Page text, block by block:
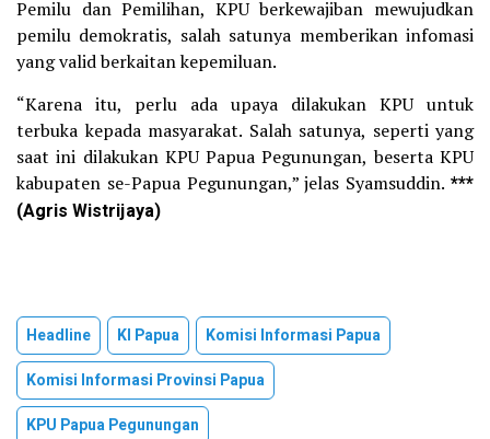
Pemilu dan Pemilihan, KPU berkewajiban mewujudkan
pemilu demokratis, salah satunya memberikan infomasi
yang valid berkaitan kepemiluan.
“Karena itu, perlu ada upaya dilakukan KPU untuk
terbuka kepada masyarakat. Salah satunya, seperti yang
saat ini dilakukan KPU Papua Pegunungan, beserta KPU
kabupaten se-Papua Pegunungan,” jelas Syamsuddin. ***
(Agris Wistrijaya)
Headline KI Papua
Komisi Informasi Papua
Komisi Informasi Provinsi Papua
KPU Papua Pegunungan